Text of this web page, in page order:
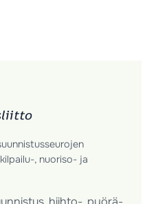
, nuoriso- ja